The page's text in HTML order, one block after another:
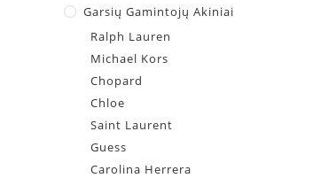
Garsių Gamintojų Akiniai
Ralph Lauren
Michael Kors
Chopard
Chloe
Saint Laurent
Guess
Carolina Herrera